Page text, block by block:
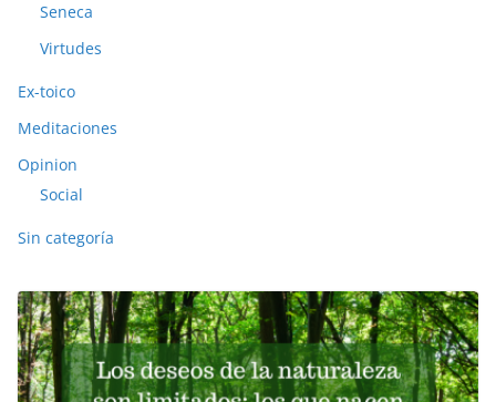
Seneca
Virtudes
Ex-toico
Meditaciones
Opinion
Social
Sin categoría